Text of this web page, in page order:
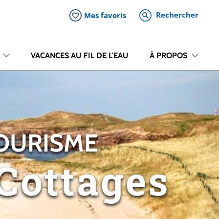
Mes favoris Rechercher
VACANCES AU FIL DE L'EAU À PROPOS